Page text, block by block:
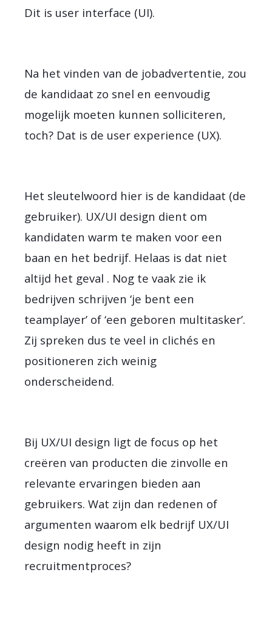
Dit is user interface (UI).
Na het vinden van de jobadvertentie, zou
de kandidaat zo snel en eenvoudig
mogelijk moeten kunnen solliciteren,
toch? Dat is de user experience (UX).
Het sleutelwoord hier is de kandidaat (de
gebruiker). UX/UI design dient om
kandidaten warm te maken voor een
baan en het bedrijf. Helaas is dat niet
altijd het geval . Nog te vaak zie ik
bedrijven schrijven ‘je bent een
teamplayer’ of ‘een geboren multitasker’.
Zij spreken dus te veel in clichés en
positioneren zich weinig
onderscheidend.
Bij UX/UI design ligt de focus op het
creëren van producten die zinvolle en
relevante ervaringen bieden aan
gebruikers. Wat zijn dan redenen of
argumenten waarom elk bedrijf UX/UI
design nodig heeft in zijn
recruitmentproces?